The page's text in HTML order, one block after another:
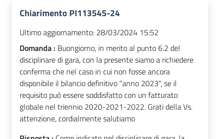
Chiarimento PI113545-24
Ultimo aggiornamento: 28/03/2024 15:52
Domanda : Buongiorno, in merito al punto 6.2 del
disciplinare di gara, con la presente siamo a richiedere
conferma che nel caso in cui non fosse ancora
disponibile il bilancio definitivo "anno 2023", se il
requisito può essere soddisfatto con un fatturato
globale nel triennio 2020-2021-2022. Grati della Vs.
attenzione, cordialmente salutiamo